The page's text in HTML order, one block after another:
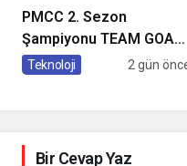
PMCC 2. Sezon
Şampiyonu TEAM GOAT
Oldu
Teknoloji 2 gün
Bir Cevap Yaz